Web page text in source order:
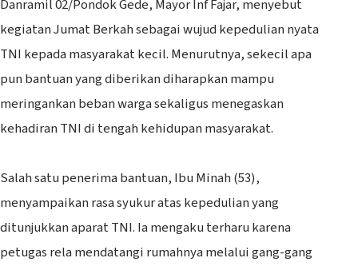
‎Danramil 02/Pondok Gede, Mayor Inf Fajar, menyebut
kegiatan Jumat Berkah sebagai wujud kepedulian nyata
TNI kepada masyarakat kecil. Menurutnya, sekecil apa
pun bantuan yang diberikan diharapkan mampu
meringankan beban warga sekaligus menegaskan
kehadiran TNI di tengah kehidupan masyarakat.
‎Salah satu penerima bantuan, Ibu Minah (53),
menyampaikan rasa syukur atas kepedulian yang
ditunjukkan aparat TNI. Ia mengaku terharu karena
petugas rela mendatangi rumahnya melalui gang-gang